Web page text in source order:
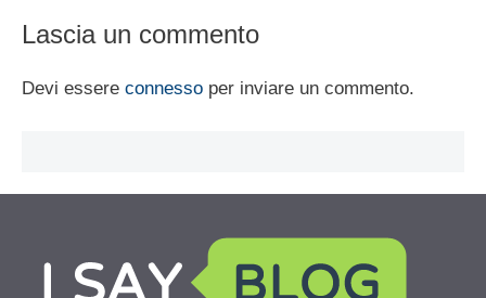
Lascia un commento
Devi essere connesso per inviare un commento.